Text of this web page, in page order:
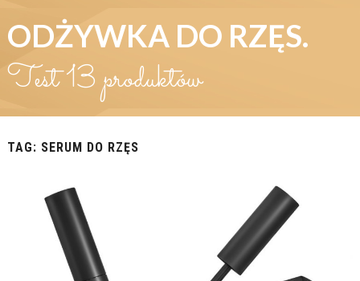
ODŻYWKA DO RZĘS.
Test 13 produktów
TAG: SERUM DO RZĘS